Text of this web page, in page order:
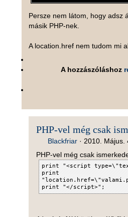
Persze nem látom, hogy adsz
másik PHP-nek.
A location.href nem tudom mi
A hozzászóláshoz
PHP-vel még csak
Blackfriar · 2010. Május.
PHP-vel még csak
print "<script
print
print "</script>";